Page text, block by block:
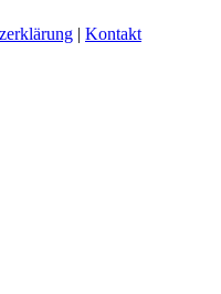
| Kontakt